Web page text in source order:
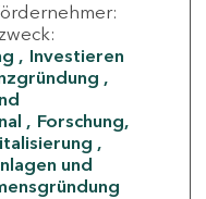
Investieren
Forschung,
und